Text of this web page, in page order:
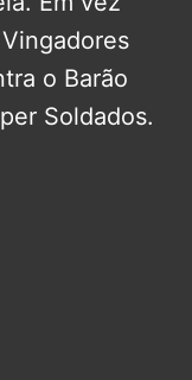
o Barão
Soldados.